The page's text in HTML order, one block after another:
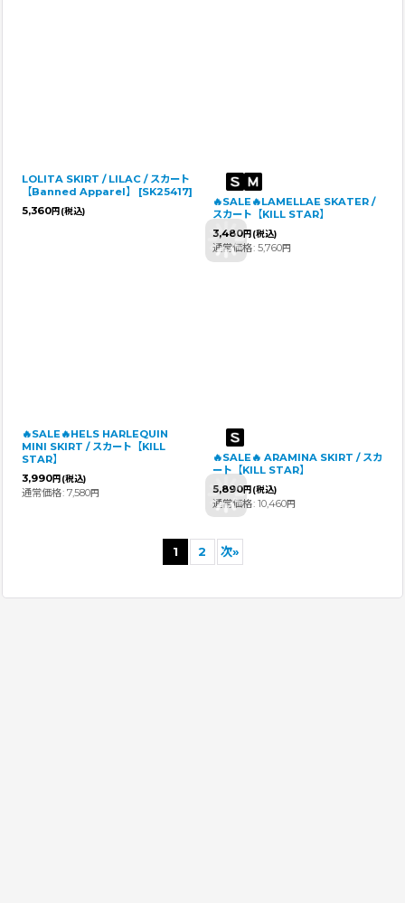
LOLITA SKIRT / LILAC / スカート
【Banned Apparel】
[SK25417]
5,360円 (税込)
🔥SALE🔥LAMELLAE SKATER /
スカート【KILL STAR】
3,480円 (税込)
通常価格: 5,760円
🔥SALE🔥HELS HARLEQUIN
MINI SKIRT / スカート【KILL
STAR】
3,990円 (税込)
通常価格: 7,580円
🔥SALE🔥 ARAMINA SKIRT / スカ
ート【KILL STAR】
5,890円 (税込)
通常価格: 10,460円
1 2 次»